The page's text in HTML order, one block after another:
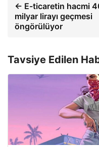
← E-ticaretin hacmi
milyar lirayı geçmesi
öngörülüyor
Tavsiye Edilen